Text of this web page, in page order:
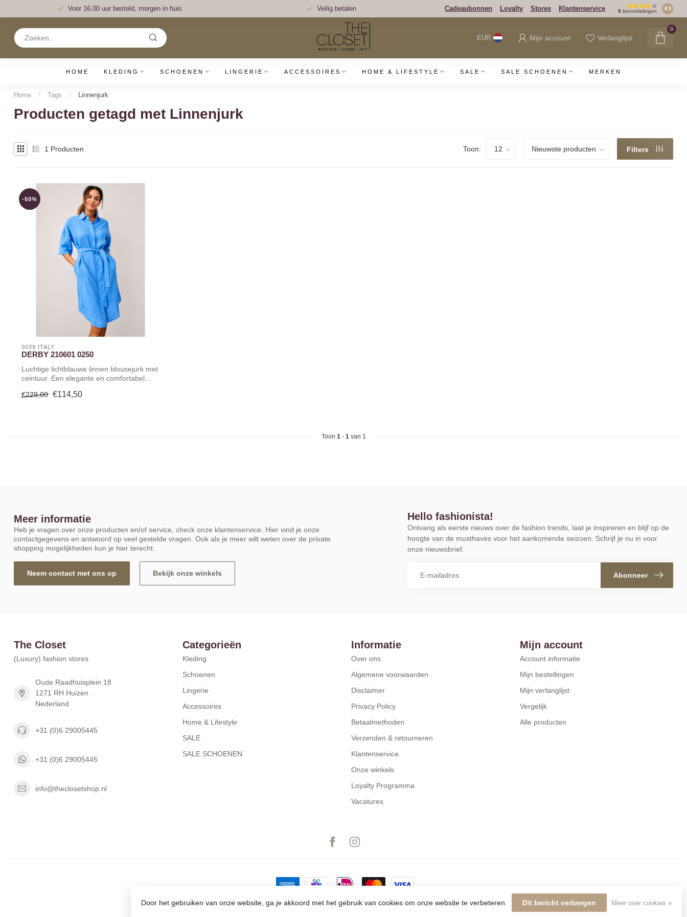
Voor 16.00 uur besteld, morgen in huis Veilig betalen Cadeaubonnen Loyalty Stores Klantenservice 5 beoordelingen 8.5
EUR Mijn account Verlanglijst
0
HOME KLEDING SCHOENEN LINGERIE ACCESSOIRES HOME & LIFESTYLE SALE SALE SCHOENEN MERKEN
Home / Tags / Linnenjurk
Producten getagd met Linnenjurk
1 Producten Toon: Filters
-50%
0039 ITALY
DERBY 210601 0250
Luchtige lichtblauwe linnen blousejurk met
ceintuur. Een elegante en comfortabel...
€229,00 €114,50
Toon 1- 1van 1
Meer informatie
Heb je vragen over onze producten en/of service, check onze klantenservice. Hier vind je onze
contactgegevens en antwoord op veel gestelde vragen. Ook als je meer wilt weten over de private
shopping mogelijkheden kun je hier terecht.
Neem contact met ons op Bekijk onze winkels
Hello fashionista!
Ontvang als eerste nieuws over de fashion trends, laat je inspireren en blijf op de
hoogte van de musthaves voor het aankomende seizoen. Schrijf je nu in voor
onze nieuwsbrief.
Abonneer
The Closet
(Luxury) fashion stores
Oude Raadhuisplein 18
1271 RH Huizen
Nederland
+31 (0)6 29005445
+31 (0)6 29005445
info@theclosetshop.nl
Categorieën
Kleding
Schoenen
Lingerie
Accessoires
Home & Lifestyle
SALE
SALE SCHOENEN
Informatie
Over ons
Algemene voorwaarden
Disclaimer
Privacy Policy
Betaalmethoden
Verzenden & retourneren
Klantenservice
Onze winkels
Loyalty Programma
Vacatures
Mijn account
Account informatie
Mijn bestellingen
Mijn verlanglijst
Vergelijk
Alle producten
© Copyright 2026 The Closet
Door het gebruiken van onze website, ga je akkoord met het gebruik van cookies om onze website te verbeteren. Dit bericht verbergen Meer over cookies »